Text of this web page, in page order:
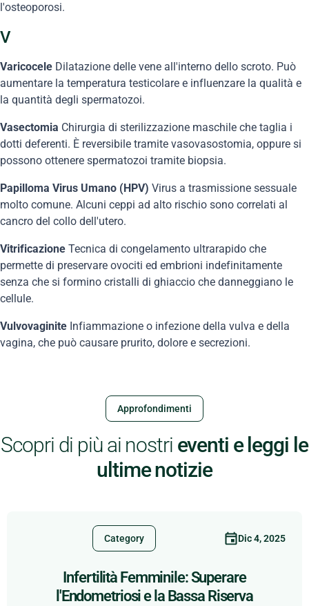
l'osteoporosi.
V
Varicocele Dilatazione delle vene all'interno dello scroto. Può
aumentare la temperatura testicolare e influenzare la qualità e
la quantità degli spermatozoi.
Vasectomia Chirurgia di sterilizzazione maschile che taglia i
dotti deferenti. È reversibile tramite vasovasostomia, oppure si
possono ottenere spermatozoi tramite biopsia.
Papilloma Virus Umano (HPV) Virus a trasmissione sessuale
molto comune. Alcuni ceppi ad alto rischio sono correlati al
cancro del collo dell'utero.
Vitrificazione Tecnica di congelamento ultrarapido che
permette di preservare ovociti ed embrioni indefinitamente
senza che si formino cristalli di ghiaccio che danneggiano le
cellule.
Vulvovaginite Infiammazione o infezione della vulva e della
vagina, che può causare prurito, dolore e secrezioni.
Approfondimenti
Scopri di più ai nostri eventi e leggi le
ultime notizie
Category Dic 4, 2025
Infertilità Femminile: Superare
l'Endometriosi e la Bassa Riserva